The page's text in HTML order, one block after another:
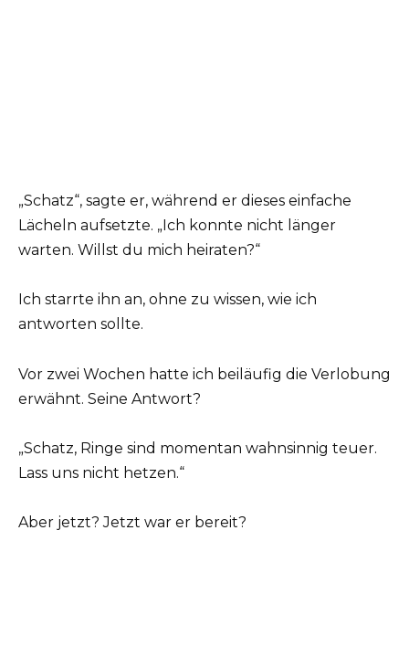
„Schatz“, sagte er, während er dieses einfache
Lächeln aufsetzte. „Ich konnte nicht länger
warten. Willst du mich heiraten?“
Ich starrte ihn an, ohne zu wissen, wie ich
antworten sollte.
Vor zwei Wochen hatte ich beiläufig die Verlobung
erwähnt. Seine Antwort?
„Schatz, Ringe sind momentan wahnsinnig teuer.
Lass uns nicht hetzen.“
Aber jetzt? Jetzt war er bereit?